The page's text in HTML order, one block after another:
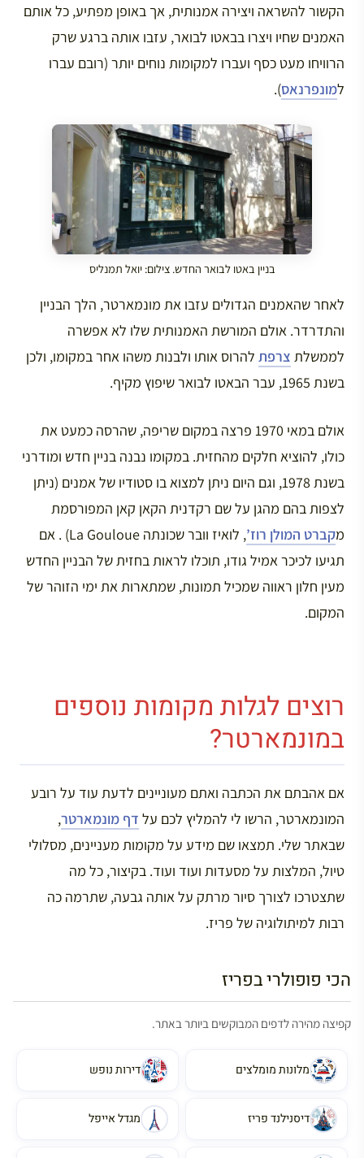
הקשור להשראה ויצירה אמנותית, אך באופן מפתיע, כל אותם
האמנים שחיו ויצרו בבאטו לבואר, עזבו אותה ברגע שרק
הרוויחו מעט כסף ועברו למקומות נוחים יותר (רובם עברו
למונפרנאס).
בניין באטו לבואר החדש. צילום: יואל תמנליס
לאחר שהאמנים הגדולים עזבו את מונמארטר, הלך הבניין
והתדרדר. אולם המורשת האמנותית שלו לא אפשרה
לממשלת צרפת להרוס אותו ולבנות משהו אחר במקומו, ולכן
בשנת 1965, עבר הבאטו לבואר שיפוץ מקיף.
אולם במאי 1970 פרצה במקום שריפה, שהרסה כמעט את
כולו, להוציא חלקים מהחזית. במקומו נבנה בניין חדש ומודרני
בשנת 1978, וגם היום ניתן למצוא בו סטודיו של אמנים (ניתן
לצפות בהם מהגן על שם רקדנית הקאן קאן המפורסמת
מקברט המולן רוז’
, לואיז וובר שכונתה La Gouloue) . אם
תגיעו לכיכר אמיל גודו, תוכלו לראות בחזית של הבניין החדש
מעין חלון ראווה שמכיל תמונות, שמתארות את ימי הזוהר של
המקום.
רוצים לגלות מקומות נוספים
במונמארטר?
אם אהבתם את הכתבה ואתם מעוניינים לדעת עוד על רובע
המונמארטר, הרשו לי להמליץ לכם על דף מונמארטר,
שבאתר שלי. תמצאו שם מידע על מקומות מעניינים, מסלולי
טיול, המלצות על מסעדות ועוד ועוד. בקיצור, כל מה
שתצטרכו לצורך סיור מרתק על אותה גבעה, שתרמה כה
רבות למיתולוגיה של פריז.
הכי פופולרי בפריז
קפיצה מהירה לדפים המבוקשים ביותר באתר.
מלונות מומלצים דירות נופש
דיסנילנד פריז מגדל אייפל